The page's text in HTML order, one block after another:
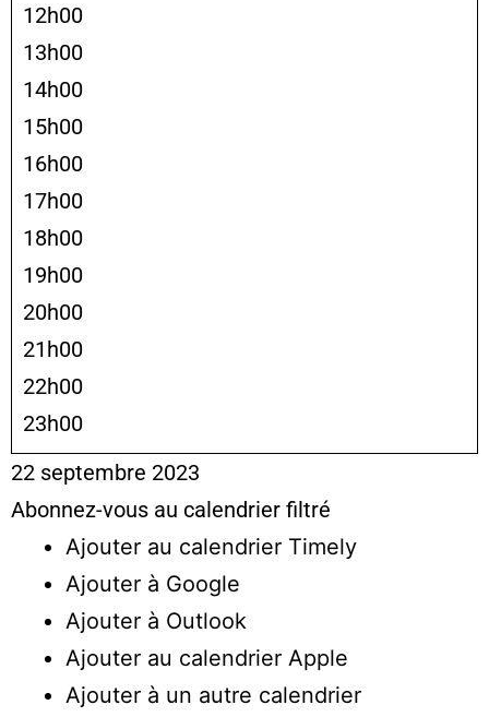
12h00
13h00
14h00
15h00
16h00
17h00
18h00
19h00
20h00
21h00
22h00
23h00
22 septembre 2023
Abonnez-vous au calendrier filtré
Ajouter au calendrier Timely
Ajouter à Google
Ajouter à Outlook
Ajouter au calendrier Apple
Ajouter à un autre calendrier